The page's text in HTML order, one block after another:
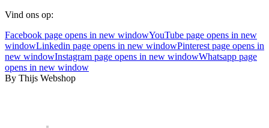
Vind ons op:
Facebook page opens in new windowYouTube page opens in new
windowLinkedin page opens in new windowPinterest page opens in
new windowInstagram page opens in new windowWhatsapp page
opens in new window
By Thijs Webshop